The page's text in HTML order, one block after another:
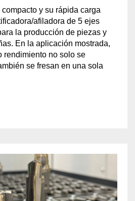
y su rápida carga
afiladora de 5 ejes
la producción de piezas y
En la aplicación mostrada,
rendimiento no solo se
se fresan en una sola